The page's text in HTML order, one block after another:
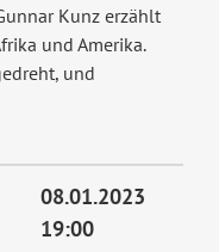
Kunz erzählt
und Amerika.
und
08.01.2023
19:00